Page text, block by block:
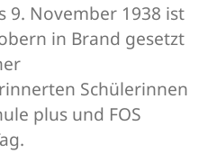
9. November 1938 ist
in Brand gesetzt
Schülerinnen
plus und FOS